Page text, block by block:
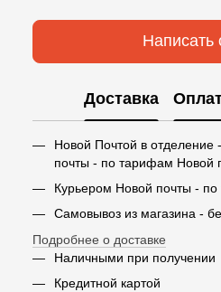
Написать
Доставка
Новой Почтой в
почты - по тарифам Новой
Курьером Новой почты -
Самовывоз из магазина -
Подробнее о доставке
Наличными при получении
Кредитной картой